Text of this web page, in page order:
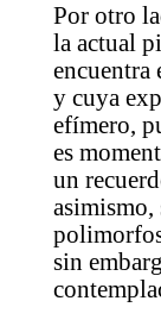
Por otro
la actual
encuentra
y cuya
efímero,
es
un
asimismo,
sin